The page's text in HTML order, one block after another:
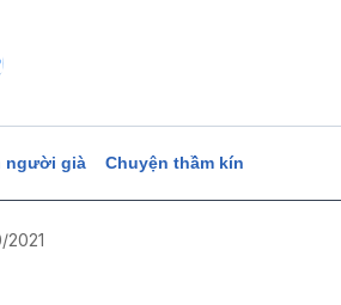
người già Chuyện thầm kín
2021